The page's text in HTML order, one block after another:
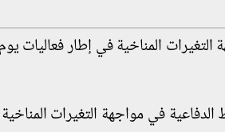
المناخية في إطار فعاليات
في مواجهة التغيرات المناخية